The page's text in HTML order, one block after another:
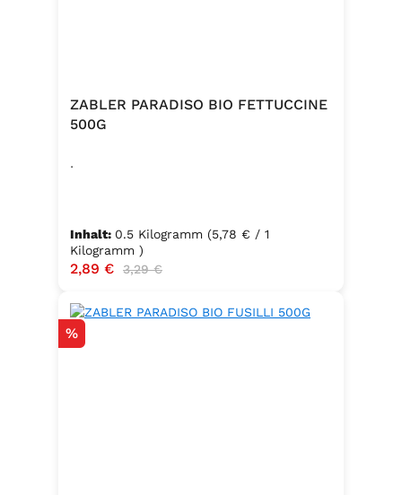
ZABLER PARADISO BIO FETTUCCINE
500G
.
Inhalt: 0.5 Kilogramm (5,78 € / 1
Kilogramm )
Verkaufspreis:
2,89 € Regulärer Preis:
3,29 €
Rabatt
%